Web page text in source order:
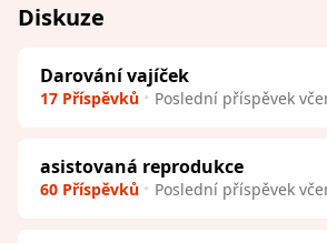
Diskuze
Darování vajíček
17 Příspěvků Poslední příspěvek
asistovaná reprodukce
60 Příspěvků Poslední příspěvek